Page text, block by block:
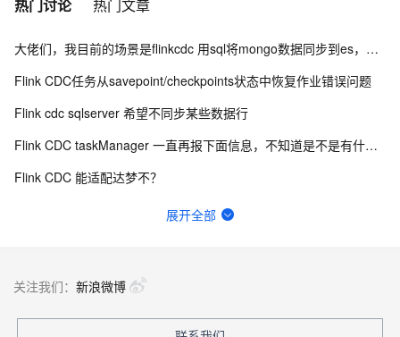
热门讨论 热门文章
大佬们，我目前的场景是flinkcdc 用sql将mongo数据同步到es，有人做过这样的场景吗？
Flink CDC任务从savepoint/checkpoints状态中恢复作业错误问题
Flink cdc sqlserver 希望不同步某些数据行
Flink CDC taskManager 一直再报下面信息，不知道是不是有什么问题？
Flink CDC 能适配达梦不？
有用flink cdc同步mysql到hive这样搞过的源码吗?
Flink CDC中有人使用clickhouse sink吗？
展开全部
关注我们： 新浪微博